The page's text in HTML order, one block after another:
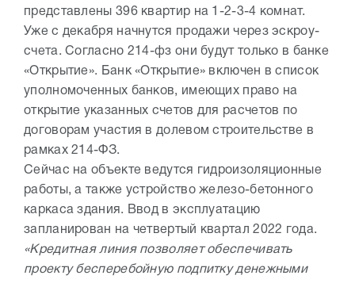
представлены 396 квартир на 1-2-3-4 комнат.
Уже с декабря начнутся продажи через эскроу-
счета. Согласно 214-фз они будут только в банке
«Открытие». Банк «Открытие» включен в список
уполномоченных банков, имеющих право на
открытие указанных счетов для расчетов по
договорам участия в долевом строительстве в
рамках 214-ФЗ.
Сейчас на объекте ведутся гидроизоляционные
работы, а также устройство железо-бетонного
каркаса здания. Ввод в эксплуатацию
запланирован на четвертый квартал 2022 года.
«Кредитная линия позволяет обеспечивать
проекту бесперебойную подпитку денежными